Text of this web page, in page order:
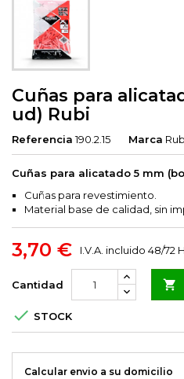
Cuñas para
ud) Rubi
Referencia 190.2.15 Marca
Cuñas para alicatado 5 mm
Cuñas para revestimiento.
Material base de calidad, sin
3,70 € I.V.A. incluido 48/72
Cantidad 
 STOCK
Calcular envio a su domicilio